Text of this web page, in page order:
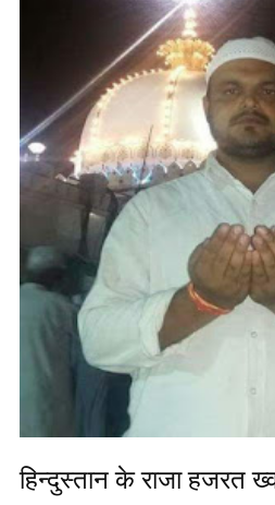
हिन्दुस्तान के राजा हजरत